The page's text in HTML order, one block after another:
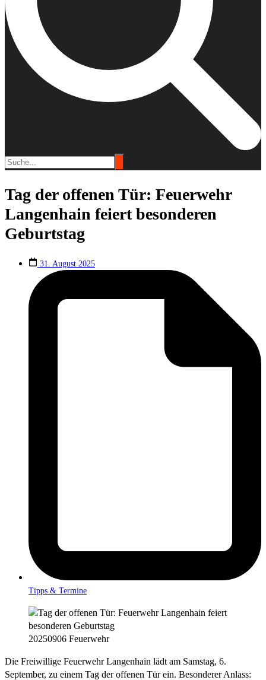
Tag der offenen Tür: Feuerwehr
Langenhain feiert besonderen
Geburtstag
31. August 2025
Tipps & Termine
20250906 Feuerwehr
Die Freiwillige Feuerwehr Langenhain lädt am Samstag, 6.
September, zu einem Tag der offenen Tür ein. Besonderer Anlass: